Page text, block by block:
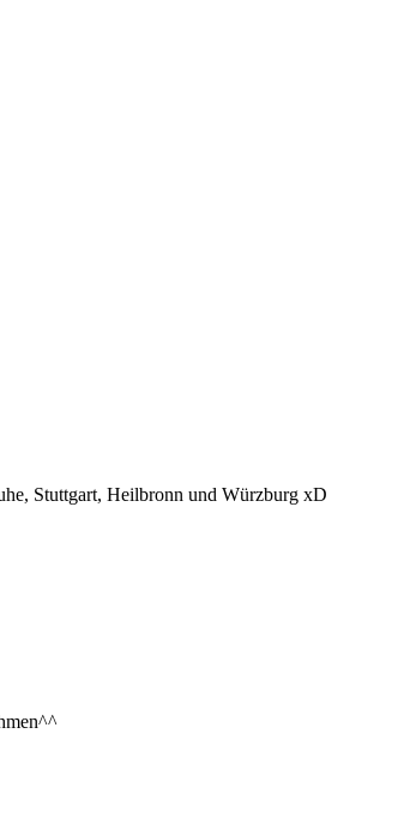
Stuttgart, Heilbronn und Würzburg xD